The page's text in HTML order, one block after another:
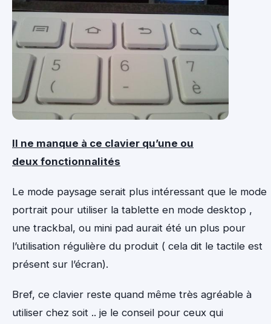
Il ne manque à ce clavier qu’une ou
deux fonctionnalités
Le mode paysage serait plus intéressant que le mode
portrait pour utiliser la tablette en mode desktop ,
une trackbal, ou mini pad aurait été un plus pour
l’utilisation régulière du produit ( cela dit le tactile est
présent sur l’écran).
Bref, ce clavier reste quand même très agréable à
utiliser chez soit .. je le conseil pour ceux qui